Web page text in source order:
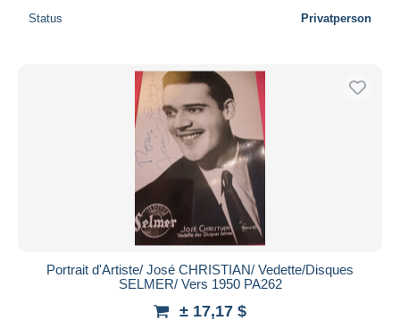
Status Privatperson
Portrait d'Artiste/ José CHRISTIAN/ Vedette/Disques
SELMER/ Vers 1950 PA262
± 17,17 $